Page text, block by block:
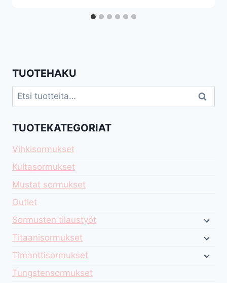
TUOTEHAKU
Etsi: Haku
TUOTEKATEGORIAT
Vihkisormukset
Kultasormukset
Mustat sormukset
Outlet
Sormusten tilaustyöt
Titaanisormukset
Timanttisormukset
Tungstensormukset